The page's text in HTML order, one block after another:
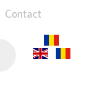
Contact